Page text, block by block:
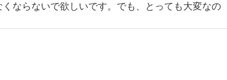
ならないで欲しいです。でも、とっても大変なの